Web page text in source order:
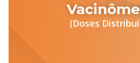
(Doses